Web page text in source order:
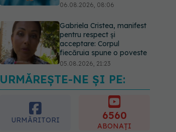
06.08.2026, 08:06
Gabriela Cristea, manifest
pentru respect și
acceptare: Corpul
fiecăruia spune o poveste
05.08.2026, 21:23
Medicii de la Fundeni
demontează unul dintre
cele mai răspândite mituri
despre diabet
06.08.2026, 11:52
URMĂREȘTE-NE ȘI PE:
URMĂRITORI 6560
ABONAȚI